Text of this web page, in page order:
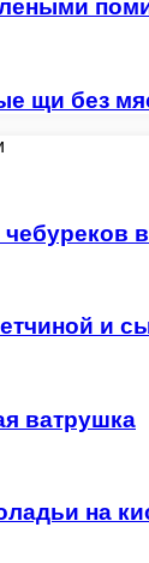
щи без
чебуреков
и
ватрушка
на